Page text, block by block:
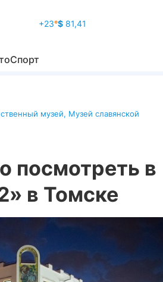
+23°$ 81,41
Спорт
музей, Музей славянской
посмотреть в
в Томске